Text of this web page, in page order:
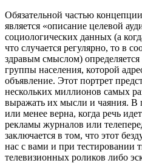
Обязательной частью
является «описание целевой
социологических данных (а
что случается регулярно, то в
здравым смыслом)
группы населения, которой
объявление. Этот портрет
нескольких миллионов самых
выражать их мысли и чаяния. В
или менее верна, когда речь
рекламы журналов или
заключается в том, что этот
нас с вами и при тестировании
телевизионных роликов либо